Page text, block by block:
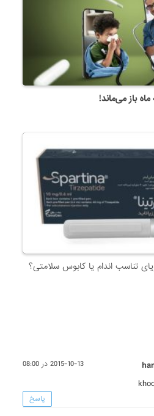
باز می‌ماند!
تناسب اندام یا کابوس سلامتی؟
2015-10-13 در 08:00
پاسخ